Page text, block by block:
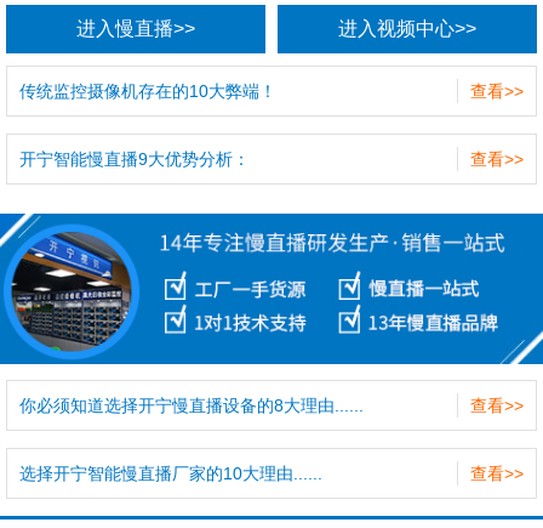
进入慢直播>> 进入视频中心>>
查看>>
传统监控摄像机存在的10大弊端！
查看>>
开宁智能慢直播9大优势分析：
查看>>
你必须知道选择开宁慢直播设备的8大理由......
查看>>
选择开宁智能慢直播厂家的10大理由......